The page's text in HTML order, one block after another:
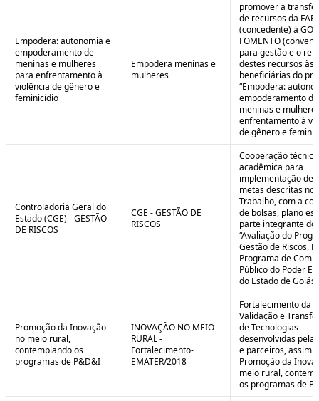
Empodera: autonomia e
empoderamento de
meninas e mulheres
para enfrentamento à
violência de gênero e
feminicídio
Empodera meninas e
mulheres
promover a
de recursos da
(concedente) à
FOMENTO
para gestão e o
destes recursos às
beneficiárias do
“Empodera:
empoderamento de
meninas e
enfrentamento à
de gênero e
Controladoria Geral do
Estado (CGE) - GESTÃO
DE RISCOS
CGE - GESTÃO DE
RISCOS
Cooperação
acadêmica para
implementação de
metas descritas no
Trabalho, com a
de bolsas, plano
parte integrante do
“Avaliação do
Gestão de Riscos,
Programa de
Público do Poder
do Estado de
Promoção da Inovação
no meio rural,
contemplando os
programas de P&D&I
INOVAÇÃO NO MEIO
RURAL -
Fortalecimento-
EMATER/2018
Fortalecimento da
Validação e
de Tecnologias
desenvolvidas pela
e parceiros, assim
Promoção da
meio rural,
os programas de